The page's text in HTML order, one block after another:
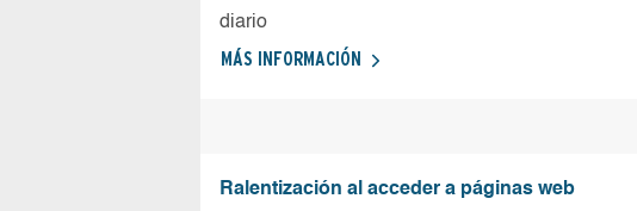
diario
MÁS INFORMACIÓN
Ralentización al acceder a páginas web